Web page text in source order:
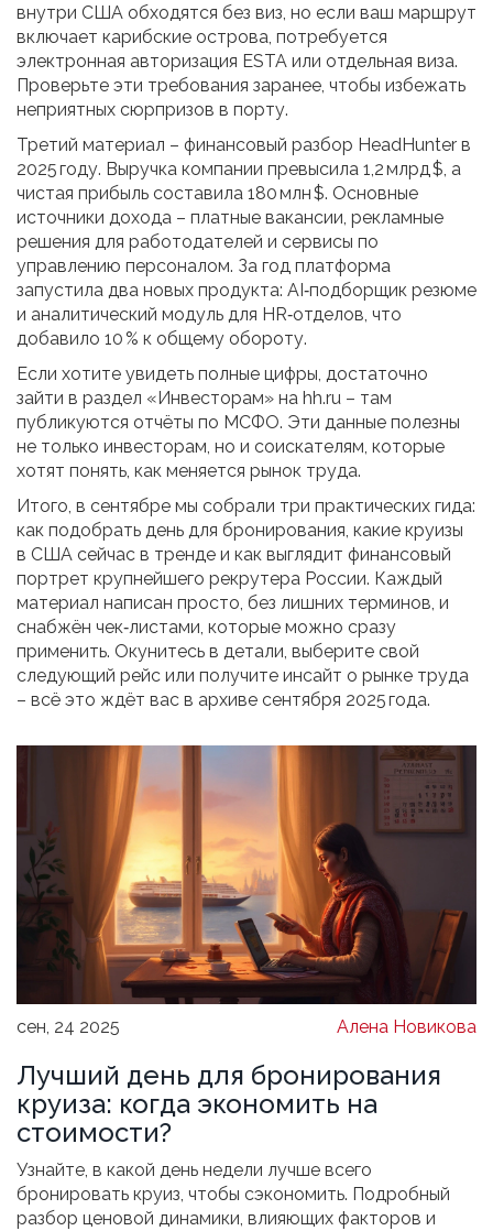
внутри США обходятся без виз, но если ваш маршрут
включает карибские острова, потребуется
электронная авторизация ESTA или отдельная виза.
Проверьте эти требования заранее, чтобы избежать
неприятных сюрпризов в порту.
Третий материал – финансовый разбор HeadHunter в
2025 году. Выручка компании превысила 1,2 млрд $, а
чистая прибыль составила 180 млн $. Основные
источники дохода – платные вакансии, рекламные
решения для работодателей и сервисы по
управлению персоналом. За год платформа
запустила два новых продукта: AI‑подборщик резюме
и аналитический модуль для HR‑отделов, что
добавило 10 % к общему обороту.
Если хотите увидеть полные цифры, достаточно
зайти в раздел «Инвесторам» на hh.ru – там
публикуются отчёты по МСФО. Эти данные полезны
не только инвесторам, но и соискателям, которые
хотят понять, как меняется рынок труда.
Итого, в сентябре мы собрали три практических гида:
как подобрать день для бронирования, какие круизы
в США сейчас в тренде и как выглядит финансовый
портрет крупнейшего рекрутера России. Каждый
материал написан просто, без лишних терминов, и
снабжён чек‑листами, которые можно сразу
применить. Окунитесь в детали, выберите свой
следующий рейс или получите инсайт о рынке труда
– всё это ждёт вас в архиве сентября 2025 года.
сен, 24 2025 Алена Новикова
Лучший день для бронирования
круиза: когда экономить на
стоимости?
Узнайте, в какой день недели лучше всего
бронировать круиз, чтобы сэкономить. Подробный
разбор ценовой динамики, влияющих факторов и